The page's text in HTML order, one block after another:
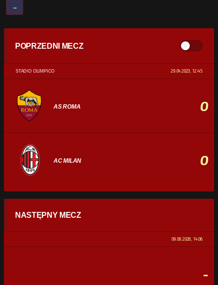
→
POPRZEDNI MECZ
STADIO OLIMPICO 29.04.2023, 12:45
AS ROMA 0
AC MILAN 0
STATYSTYKI
0% 100%
NASTĘPNY MECZ
09.08.2026, 14:06
-